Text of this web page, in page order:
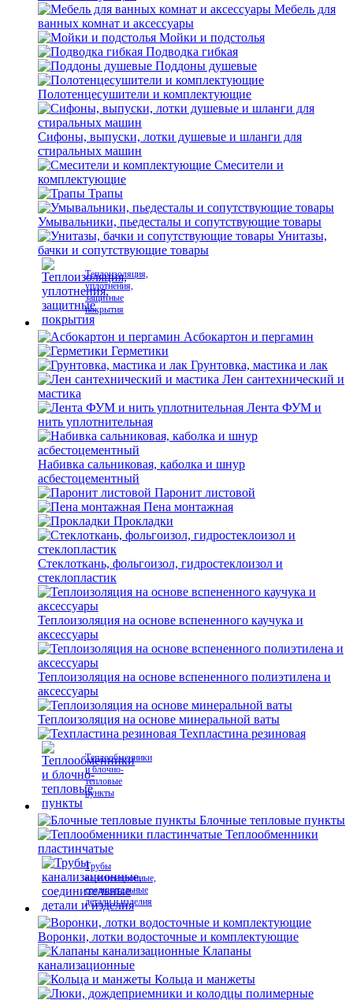
Мебель для
ванных комнат и аксессуары
Мойки и подстолья
Подводка гибкая
Поддоны душевые
Полотенцесушители и комплектующие
Сифоны, выпуски, лотки душевые и шланги для
стиральных машин
Смесители и
комплектующие
Трапы
Умывальники, пьедесталы и сопутствующие товары
Унитазы,
бачки и сопутствующие товары
Теплоизоляция,
уплотнения,
защитные
покрытия
Асбокартон и пергамин
Герметики
Грунтовка, мастика и лак
Лен сантехнический и
мастика
Лента ФУМ и
нить уплотнительная
Набивка сальниковая, каболка и шнур
асбестоцементный
Паронит листовой
Пена монтажная
Прокладки
Стеклоткань, фольгоизол, гидростеклоизол и
стеклопластик
Теплоизоляция на основе вспененного каучука и
аксессуары
Теплоизоляция на основе вспененного полиэтилена и
аксессуары
Теплоизоляция на основе минеральной ваты
Техпластина резиновая
Теплообменники
и блочно-
тепловые
пункты
Блочные тепловые пункты
Теплообменники
пластинчатые
Трубы
канализационные,
соединительные
детали и изделия
Воронки, лотки водосточные и комплектующие
Клапаны
канализационные
Кольца и манжеты